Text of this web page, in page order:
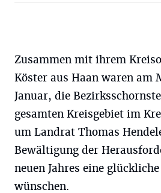
Zusammen mit ihrem
Köster aus Haan waren am
Januar, die
gesamten Kreisgebiet im
um Landrat Thomas
Bewältigung der
neuen Jahres eine
wünschen.